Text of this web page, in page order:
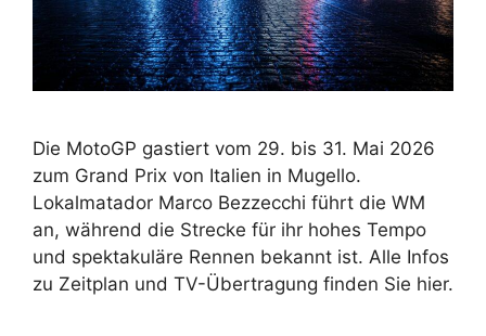
Die MotoGP gastiert vom 29. bis 31. Mai 2026
zum Grand Prix von Italien in Mugello.
Lokalmatador Marco Bezzecchi führt die WM
an, während die Strecke für ihr hohes Tempo
und spektakuläre Rennen bekannt ist. Alle Infos
zu Zeitplan und TV-Übertragung finden Sie hier.